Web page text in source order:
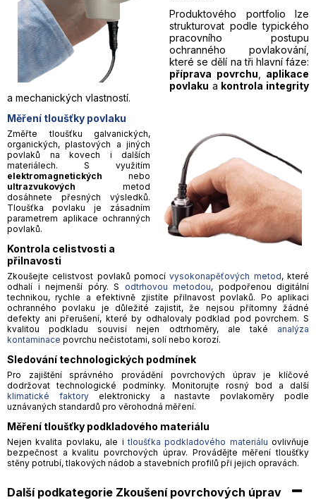
Produktového portfolio lze
strukturovat podle typického
pracovního postupu
ochranného povlakování,
které se dělí na tři hlavní fáze:
příprava povrchu
aplikace
povlaku a kontrola integrity
a mechanických vlastností.
Měření tloušťky povlaku
Změřte tloušťku galvanických,
organických, plastových a jiných
povlaků na kovech i dalších
materiálech. S využitím
elektromagnetických nebo
ultrazvukových metod
dosáhnete přesných výsledků.
Tloušťka povlaku je zásadním
parametrem aplikace ochranných
povlaků.
Kontrola celistvosti a
přilnavosti
Zkoušejte celistvost povlaků pomocívysokonapěťových metod, které
odhalí i nejmenší póry. S odtrhovou metodou, podpořenou digitální
technikou, rychle a efektivně zjistíte přilnavost povlaků. Po aplikaci
ochranného povlaku je důležité zajistit, že nejsou přítomny žádné
defekty ani přerušení, které by odhalovaly podklad pod povrchem. S
kvalitou podkladu souvisí nejen odtrhoměry, ale také analýza
kontaminace povrchu nečistotami, solí nebo korozí.
Sledování technologických podmínek
Pro zajištění správného provádění povrchových úprav je klíčové
dodržovat technologické podmínky. Monitorujte rosný bod a další
klimatické faktoryelektronicky a nastavte povlakoměry podle
uznávaných standardů pro věrohodná měření.
Měření tloušťky podkladového materiálu
Nejen kvalita povlaku, ale itloušťka podkladového materiálu ovlivňuje
bezpečnost a kvalitu povrchových úprav. Provádějte měření tloušťky
stěny potrubí, tlakových nádob a stavebních profilů při jejich opravách.
Další podkategorie Zkoušení povrchových úprav